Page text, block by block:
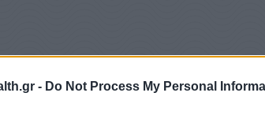
- Do Not Process My Personal